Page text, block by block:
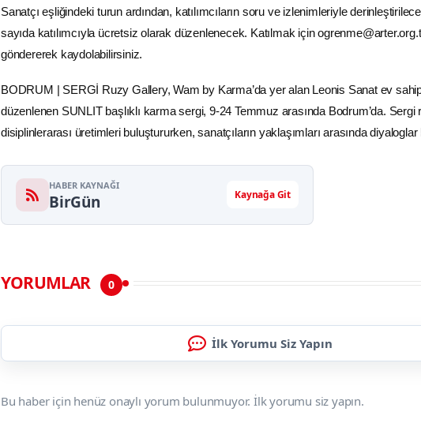
Sanatçı eşliğindeki turun ardından, katılımcıların soru ve izlenimleriyle
sayıda katılımcıyla ücretsiz olarak düzenlenecek. Katılmak için
göndererek kaydolabilirsiniz.
BODRUM | SERGİ Ruzy Gallery, Wam by Karma’da yer alan Leonis Sanat ev
düzenlenen SUNLIT başlıklı karma sergi, 9-24 Temmuz arasında Bodrum’da.
disiplinlerarası üretimleri buluştururken, sanatçıların yaklaşımları arasında
HABER KAYNAĞI
BirGün Kaynağa Git
YORUMLAR 0
İlk Yorumu Siz Yapın
Bu haber için henüz onaylı yorum bulunmuyor. İlk yorumu siz yapın.